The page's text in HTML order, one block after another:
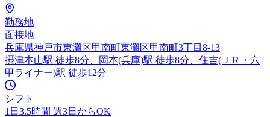
勤務地
面接地
兵庫県神戸市東灘区甲南町東灘区甲南町3丁目8-13
摂津本山駅 徒歩8分、岡本(兵庫)駅 徒歩8分、住吉(ＪＲ・六
甲ライナー)駅 徒歩12分
シフト
1日3.5時間 週3日からOK